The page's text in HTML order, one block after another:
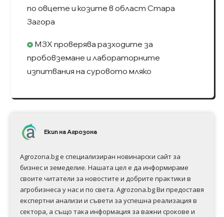
по овцете и козите в област Стара
Загора
МЗХ проверява разходите за
пробовземане и лабораторните
изпитвания на суровото мляко
Екип на Агрозона
Agrozona.bg e специализиран новинарски сайт за
бизнес и земеделие. Нашата цел е да информираме
своите читатели за новостите и добрите практики в
агробизнеса у нас и по света. Agrozona.bg Ви предоставя
експертни анализи и съвети за успешна реализация в
сектора, а също така информация за важни срокове и